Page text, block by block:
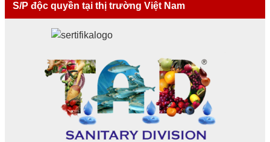
S/P độc quyền tại thị trường Việt Nam